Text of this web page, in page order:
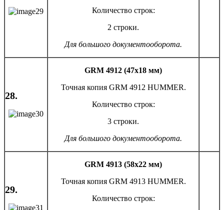
Количество строк:
2 строки.
Для большого документооборота.
28.
GRM 4912 (47х18 мм)
Точная копия GRM 4912 HUMMER.
Количество строк:
3 строки.
Для большого документооборота.
29.
GRM 4913 (58х22 мм)
Точная копия GRM 4913 HUMMER.
Количество строк: